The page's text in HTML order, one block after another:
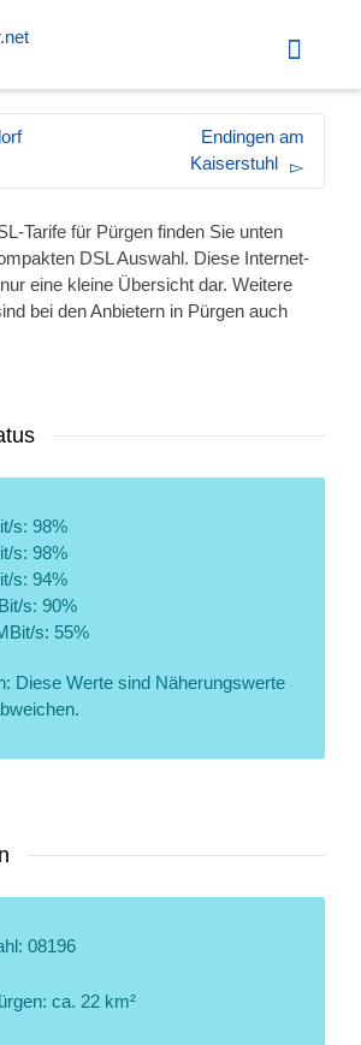
Endingen am
Kaiserstuhl
Tarife für Pürgen finden Sie unten
DSL Auswahl. Diese Internet-
eine kleine Übersicht dar. Weitere
bei den Anbietern in Pürgen auch
s: 98%
s: 98%
s: 94%
s: 90%
s: 55%
Diese Werte sind Näherungswerte
08196
ca. 22 km²